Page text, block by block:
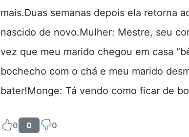
mais.Duas semanas depois ela retorna
nascido de novo.Mulher: Mestre, seu
vez que meu marido chegou em casa
bochecho com o chá e meu marido
bater!Monge: Tá vendo como ficar de
0 0 0